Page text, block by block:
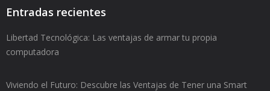
Entradas recientes
Libertad Tecnológica: Las ventajas de armar tu propia
computadora
Viviendo el Futuro: Descubre las Ventajas de Tener una Smart